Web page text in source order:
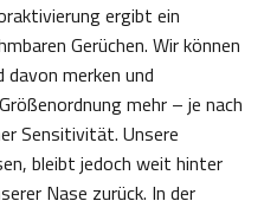
ergibt ein
Gerüchen. Wir können
merken und
mehr – je nach
Sensitivität. Unsere
bleibt jedoch weit hinter
Nase zurück. In der